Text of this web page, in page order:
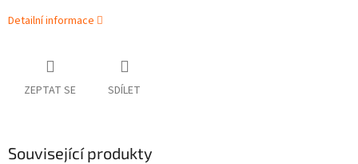
Detailní informace
ZEPTAT SE SDÍLET
Související produkty